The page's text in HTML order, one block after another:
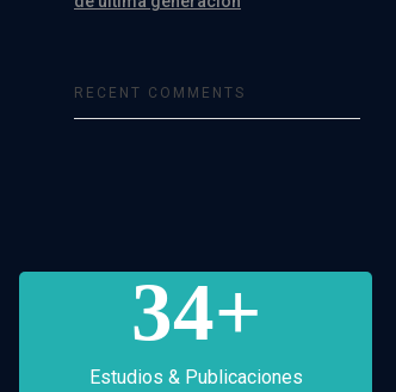
RECENT COMMENTS
34+
Estudios & Publicaciones